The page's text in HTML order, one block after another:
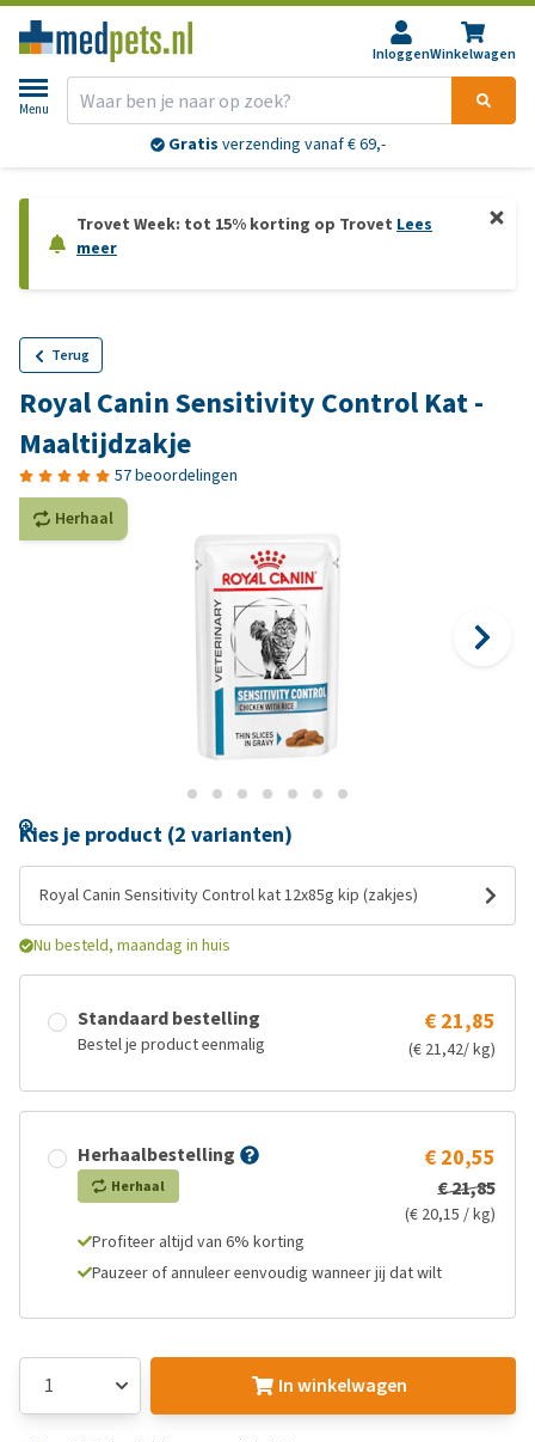
InloggenWinkelwagen
Menu
Gratis verzending vanaf € 69,-
Trovet Week: tot 15% korting op Trovet Lees
meer
Terug
Royal Canin Sensitivity Control Kat -
Maaltijdzakje
57 beoordelingen
Herhaal
Kies je product (2 varianten)
Royal Canin Sensitivity Control kat 12x85g kip (zakjes)
Nu besteld, maandag in huis
Standaard bestelling
Bestel je product eenmalig
€ 21,85
(€ 21,42/ kg)
Herhaalbestelling
Herhaal
€ 20,55
€ 21,85
(€ 20,15 / kg)
Profiteer altijd van 6% korting
Pauzeer of annuleer eenvoudig wanneer jij dat wilt
In winkelwagen